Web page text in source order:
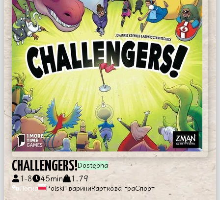
CHALLENGERS!Dostępna
1-8 45min 1.79
Легка PolskiТвариниКарткова граСпорт